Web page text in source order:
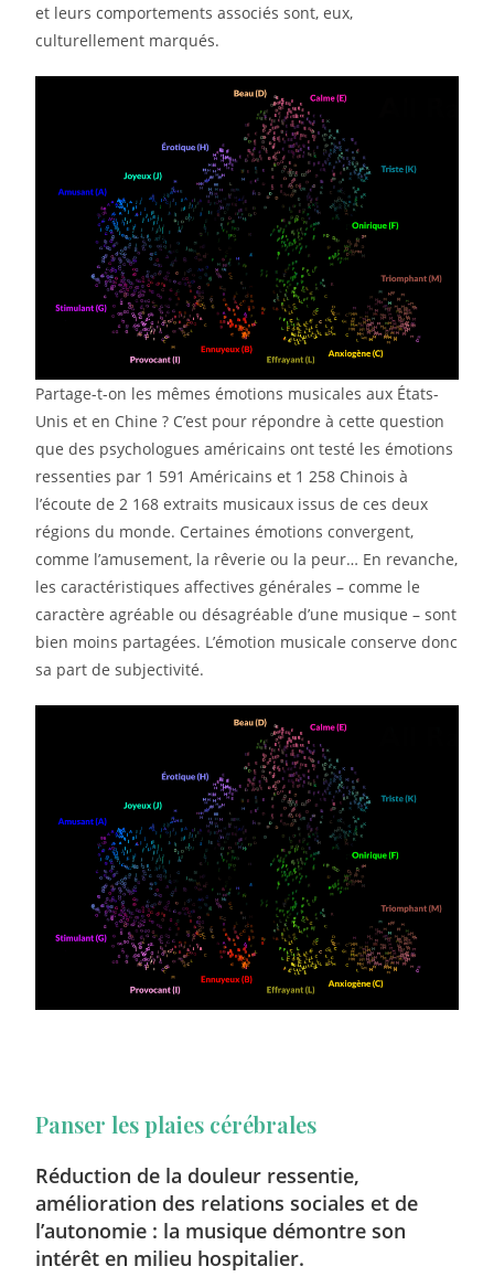
et leurs comportements associés sont, eux,
culturellement marqués.
Partage-t-on les mêmes émotions musicales aux États-
Unis et en Chine ? C’est pour répondre à cette question
que des psychologues américains ont testé les émotions
ressenties par 1 591 Américains et 1 258 Chinois à
l’écoute de 2 168 extraits musicaux issus de ces deux
régions du monde. Certaines émotions convergent,
comme l’amusement, la rêverie ou la peur… En revanche,
les caractéristiques affectives générales – comme le
caractère agréable ou désagréable d’une musique – sont
bien moins partagées. L’émotion musicale conserve donc
sa part de subjectivité.
Panser les plaies cérébrales
Réduction de la douleur ressentie,
amélioration des relations sociales et de
l’autonomie : la musique démontre son
intérêt en milieu hospitalier.